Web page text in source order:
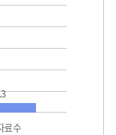
료수